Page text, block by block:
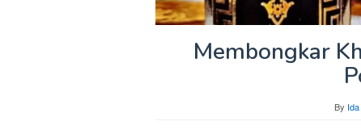
Membongkar
By Ida